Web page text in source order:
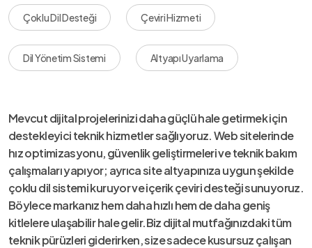
Çoklu Dil Desteği Çeviri Hizmeti
Dil Yönetim Sistemi Altyapı Uyarlama
Mevcut dijital projelerinizi daha güçlü hale getirmek için
destekleyici teknik hizmetler sağlıyoruz. Web sitelerinde
hız optimizasyonu, güvenlik geliştirmeleri ve teknik bakım
çalışmaları yapıyor; ayrıca site altyapınıza uygun şekilde
çoklu dil sistemi kuruyor ve içerik çeviri desteği sunuyoruz.
Böylece markanız hem daha hızlı hem de daha geniş
kitlelere ulaşabilir hale gelir.Biz dijital mutfağınızdaki tüm
teknik pürüzleri giderirken, size sadece kusursuz çalışan